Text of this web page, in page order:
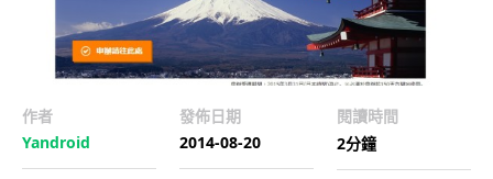
作者
Yandroid
發佈日期
2014-08-20
閱讀時間
2分鐘